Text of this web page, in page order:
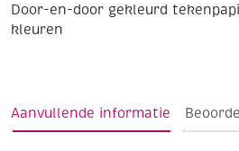
Door-en-door gekleurd
kleuren
Aanvullende informatie